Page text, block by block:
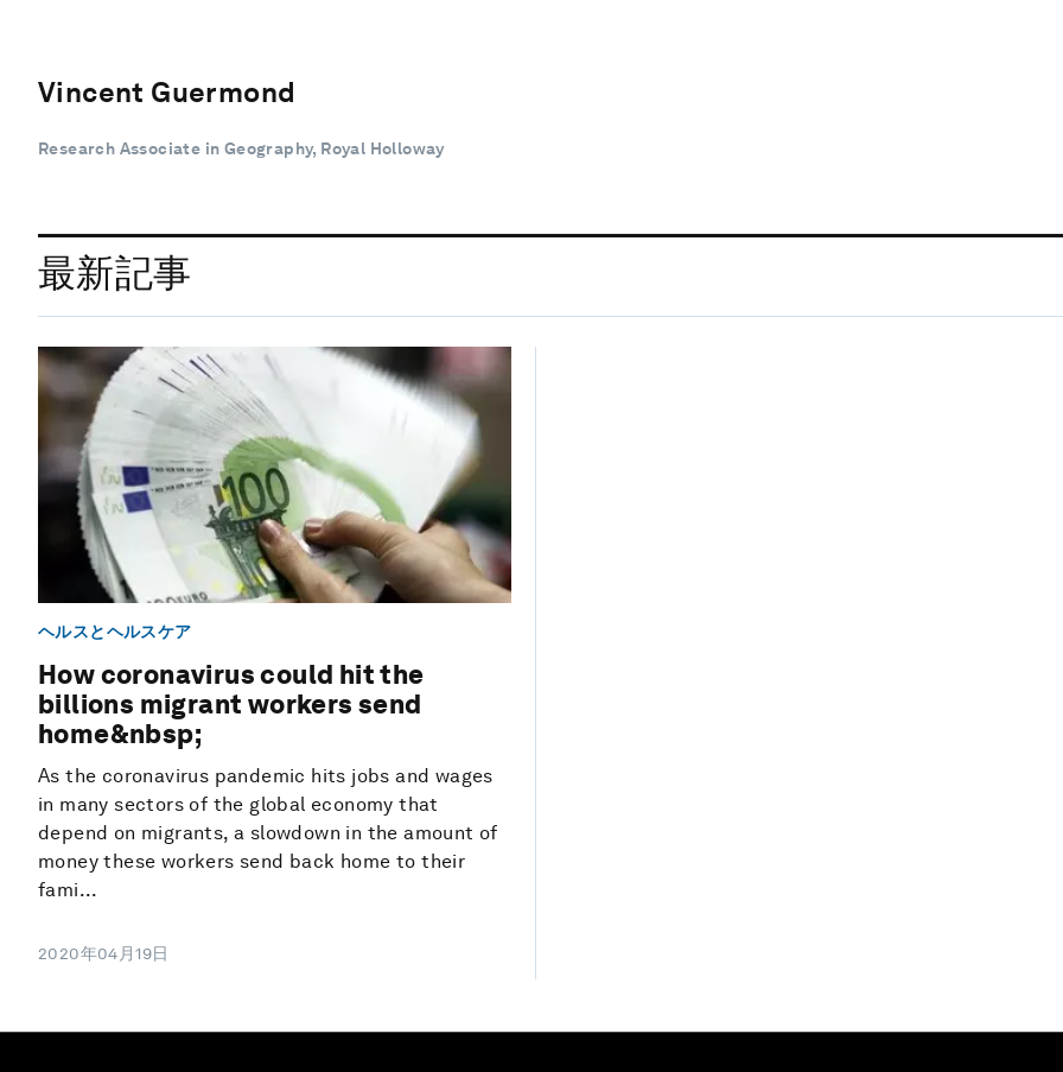
Vincent Guermond
Research Associate in Geography, Royal Holloway
最新記事
ヘルスとヘルスケア
How coronavirus could hit the
billions migrant workers send
home&nbsp;
As the coronavirus pandemic hits jobs and wages
in many sectors of the global economy that
depend on migrants, a slowdown in the amount of
money these workers send back home to their
fami...
2020年04月19日